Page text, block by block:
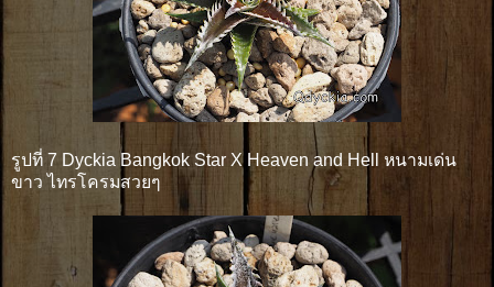
รูปที่ 7 Dyckia Bangkok Star X Heaven and Hell หนามเด่น
ขาว ไทรโครมสวยๆ